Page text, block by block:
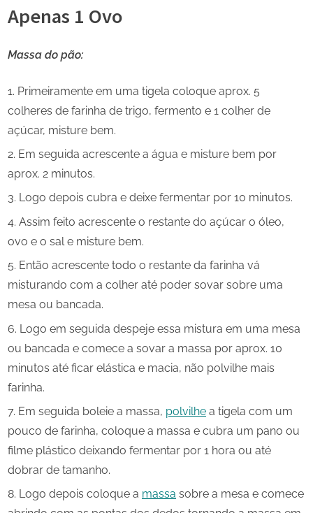
Apenas 1 Ovo
Massa do pão:
Primeiramente em uma tigela coloque aprox. 5
colheres de farinha de trigo, fermento e 1 colher de
açúcar, misture bem.
Em seguida acrescente a água e misture bem por
aprox. 2 minutos.
Logo depois cubra e deixe fermentar por 10 minutos.
Assim feito acrescente o restante do açúcar o óleo,
ovo e o sal e misture bem.
Então acrescente todo o restante da farinha vá
misturando com a colher até poder sovar sobre uma
mesa ou bancada.
Logo em seguida despeje essa mistura em uma mesa
ou bancada e comece a sovar a massa por aprox. 10
minutos até ficar elástica e macia, não polvilhe mais
farinha.
Em seguida boleie a massa, polvilhe a tigela com um
pouco de farinha, coloque a massa e cubra um pano ou
filme plástico deixando fermentar por 1 hora ou até
dobrar de tamanho.
Logo depois coloque a massa sobre a mesa e comece